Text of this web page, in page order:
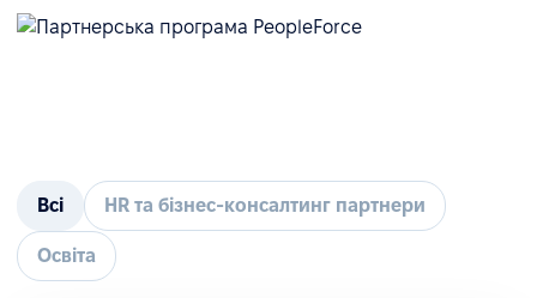
Всі HR та бізнес-консалтинг партнери
Освіта